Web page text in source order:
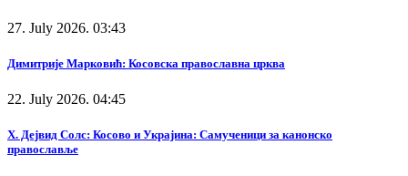
27. July 2026. 03:43
Димитрије Марковић: Косовска православна црква
22. July 2026. 04:45
Х. Дејвид Солс: Косово и Украјина: Самученици за канонско
православље